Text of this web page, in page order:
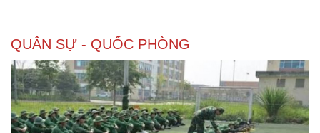
QUÂN SỰ - QUỐC PHÒNG